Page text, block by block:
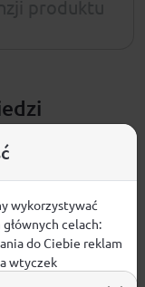
:)
wykorzystywać
celach:
do Ciebie reklam
wtyczek